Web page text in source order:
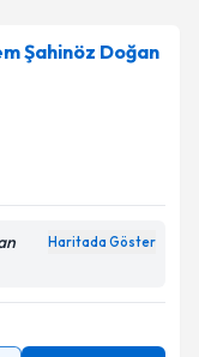
Şahinöz Doğan
Haritada Göster